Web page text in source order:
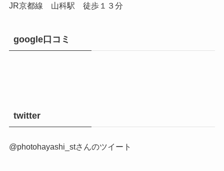
JR京都線 山科駅 徒歩１３分
google口コミ
twitter
@photohayashi_stさんのツイート